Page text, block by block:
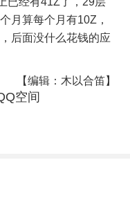
月算每个月有10Z，
后面没什么花钱的应
【编辑：木以合笛】
空间